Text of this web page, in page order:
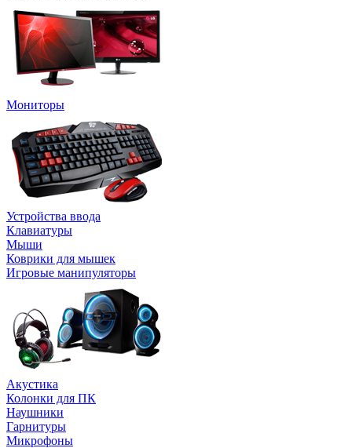
Мониторы
Устройства ввода
Клавиатуры
Мыши
Коврики для мышек
Игровые манипуляторы
Акустика
Колонки для ПК
Наушники
Гарнитуры
Микрофоны